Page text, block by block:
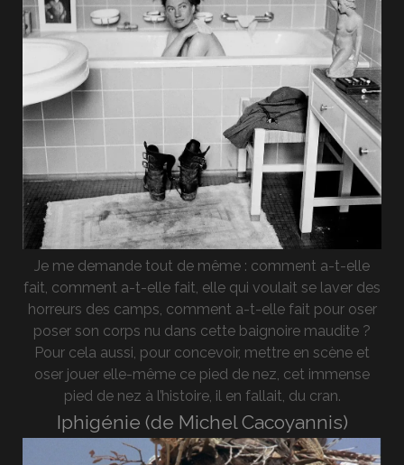
Je me demande tout de même : comment a-t-elle
fait, comment a-t-elle fait, elle qui voulait se laver des
horreurs des camps, comment a-t-elle fait pour oser
poser son corps nu dans cette baignoire maudite ?
Pour cela aussi, pour concevoir, mettre en scène et
oser jouer elle-même ce pied de nez, cet immense
pied de nez à l’histoire, il en fallait, du cran.
Iphigénie (de Michel Cacoyannis)